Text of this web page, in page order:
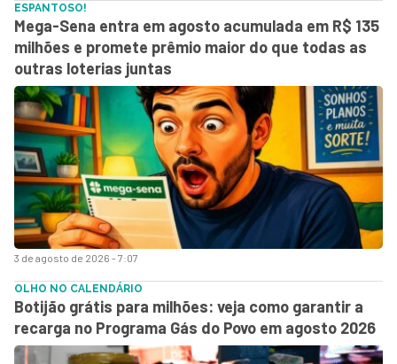
3 de agosto de 2026 - 7:07
ESPANTOSO!
Mega-Sena entra em agosto acumulada em R$ 135
milhões e promete prêmio maior do que todas as
outras loterias juntas
OLHO NO CALENDÁRIO
Botijão grátis para milhões: veja como garantir a
recarga no Programa Gás do Povo em agosto 2026